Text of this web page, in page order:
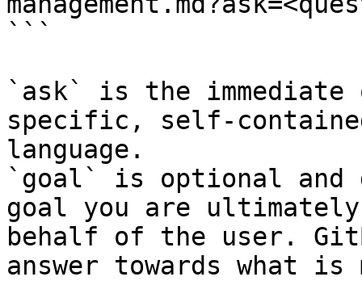
```
`ask` is the
specific, self-
language.
`goal` is optional and
goal you are
behalf of the user.
answer towards what